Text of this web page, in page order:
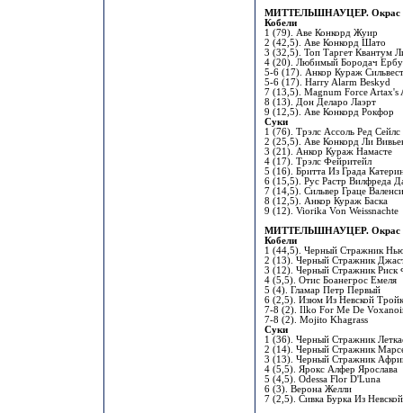
МИТТЕЛЬШНАУЦЕР. Окрас
Кобели
1 (79). Аве Конкорд Жуир
2 (42,5). Аве Конкорд Шато
3 (32,5). Топ Таргет Квантум
4 (20). Любимый Бородач
5-6 (17). Анкор Кураж
5-6 (17). Harry Alarm Beskyd
7 (13,5). Magnum Force Artax's
8 (13). Дон Деларо Лаэрт
9 (12,5). Аве Конкорд Рокфор
Суки
1 (76). Трэлс Ассоль Ред Сейлс
2 (25,5). Аве Конкорд Ли
3 (21). Анкор Кураж Намасте
4 (17). Трэлс Фейритейл
5 (16). Бритта Из Града
6 (15,5). Рус Растр Вилфреда
7 (14,5). Сильвер Граце
8 (12,5). Анкор Кураж Баска
9 (12). Viorika Von Weissnachte
МИТТЕЛЬШНАУЦЕР. Окрас
Кобели
1 (44,5). Черный Стражник
2 (13). Черный Стражник
3 (12). Черный Стражник Риск
4 (5,5). Отис Боанегрос Емеля
5 (4). Гламар Петр Первый
6 (2,5). Изюм Из Невской
7-8 (2). Ilko For Me De
7-8 (2). Mojito Khagrass
Суки
1 (36). Черный Стражник
2 (14). Черный Стражник
3 (13). Черный Стражник
4 (5,5). Ярокс Алфер Ярослава
5 (4,5). Odessa Flor D'Luna
6 (3). Верона Желли
7 (2,5). Сивка Бурка Из